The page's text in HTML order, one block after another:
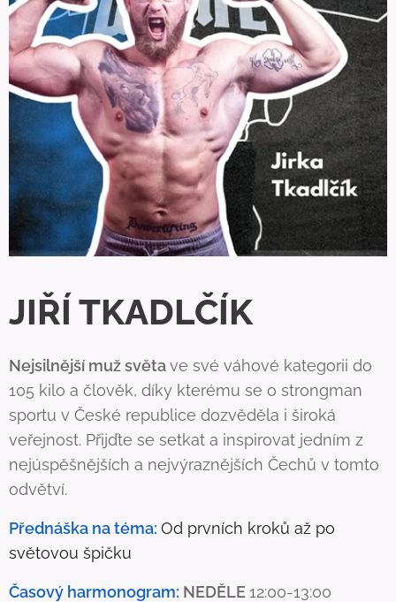
JIŘÍ TKADLČÍK
Nejsilnější muž světave své váhové kategorii do
105 kilo a člověk, díky kterému se o strongman
sportu v České republice dozvěděla i široká
veřejnost. Přijďte se setkat a inspirovat jedním z
nejúspěšnějších a nejvýraznějších Čechů v tomto
odvětví.
Přednáška na téma: Od prvních kroků až po
světovou špičku
Časový harmonogram: NEDĚLE12:00-13:00